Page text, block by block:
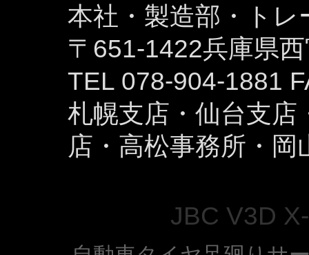
本社・製造部・ト
〒651-1422兵庫県
TEL 078-904-1881
札幌支店・仙台支店
店・高松事務所・
JBC V3D